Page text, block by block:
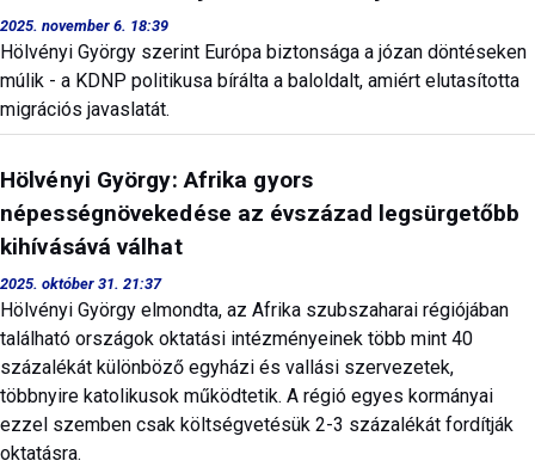
2025. november 6. 18:39
Hölvényi György szerint Európa biztonsága a józan döntéseken
múlik - a KDNP politikusa bírálta a baloldalt, amiért elutasította
migrációs javaslatát.
Hölvényi György: Afrika gyors
népességnövekedése az évszázad legsürgetőbb
kihívásává válhat
2025. október 31. 21:37
Hölvényi György elmondta, az Afrika szubszaharai régiójában
található országok oktatási intézményeinek több mint 40
százalékát különböző egyházi és vallási szervezetek,
többnyire katolikusok működtetik. A régió egyes kormányai
ezzel szemben csak költségvetésük 2-3 százalékát fordítják
oktatásra.